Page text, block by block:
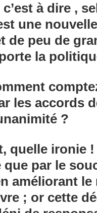
à dire ,
une
de peu de
la
les accords
?
quelle ironie
que par le
améliorant
; or cette